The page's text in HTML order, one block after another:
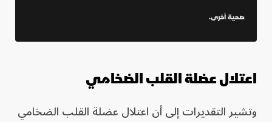
صحية أخرى.
اعتلال عضلة القلب الضخامي
وتشير التقديرات إلى أن اعتلال عضلة القلب الضخامي